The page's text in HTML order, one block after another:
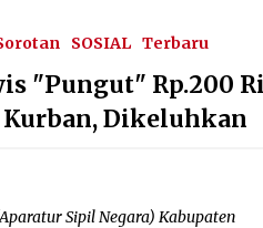
SOSIAL Terbaru
"Pungut" Rp.200
Kurban, Dikeluhkan
Sipil Negara) Kabupaten